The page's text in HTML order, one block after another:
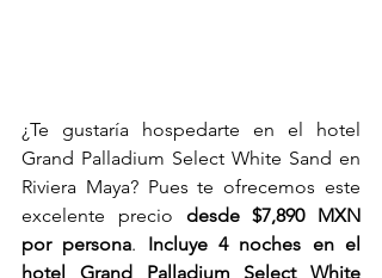
¿Te gustaría hospedarte en el hotel
Grand Palladium Select White Sand en
Riviera Maya? Pues te ofrecemos este
excelente precio desde $7,890 MXN
por persona. Incluye 4 noches en el
hotel Grand Palladium Select White